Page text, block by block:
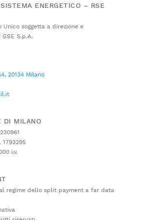
ENERGETICO – RSE
Unico soggetta a direzione e
S.p.A.
20134 Milano
DI MILANO
1793295
i.v.
regime dello split payment a far data